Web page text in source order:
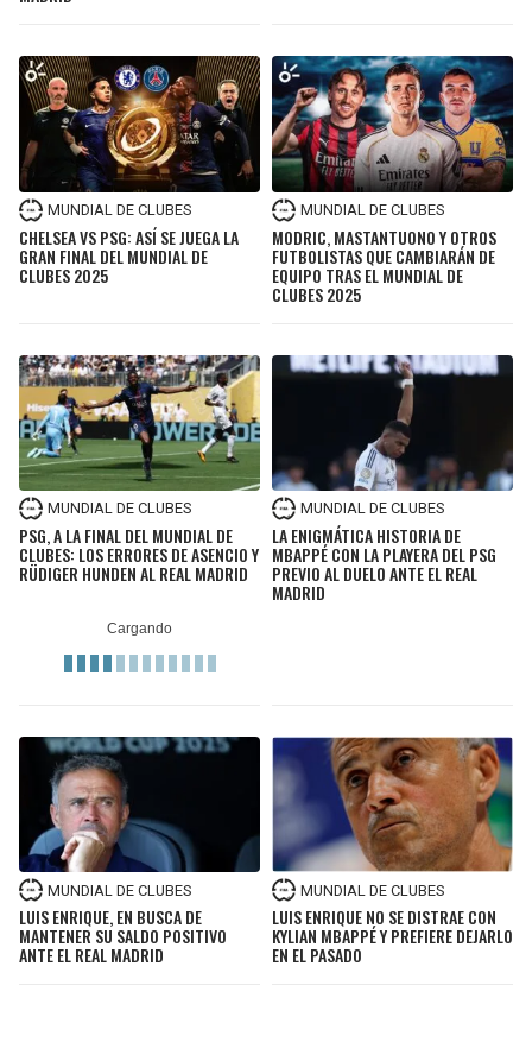
MUNDIAL DE CLUBES
CHELSEA VS PSG: ASÍ SE JUEGA LA
GRAN FINAL DEL MUNDIAL DE
CLUBES 2025
MUNDIAL DE CLUBES
MODRIC, MASTANTUONO Y OTROS
FUTBOLISTAS QUE CAMBIARÁN DE
EQUIPO TRAS EL MUNDIAL DE
CLUBES 2025
MUNDIAL DE CLUBES
PSG, A LA FINAL DEL MUNDIAL DE
CLUBES: LOS ERRORES DE ASENCIO Y
RÜDIGER HUNDEN AL REAL MADRID
MUNDIAL DE CLUBES
LA ENIGMÁTICA HISTORIA DE
MBAPPÉ CON LA PLAYERA DEL PSG
PREVIO AL DUELO ANTE EL REAL
MADRID
MUNDIAL DE CLUBES
LUIS ENRIQUE, EN BUSCA DE
MANTENER SU SALDO POSITIVO
ANTE EL REAL MADRID
MUNDIAL DE CLUBES
LUIS ENRIQUE NO SE DISTRAE CON
KYLIAN MBAPPÉ Y PREFIERE DEJARLO
EN EL PASADO